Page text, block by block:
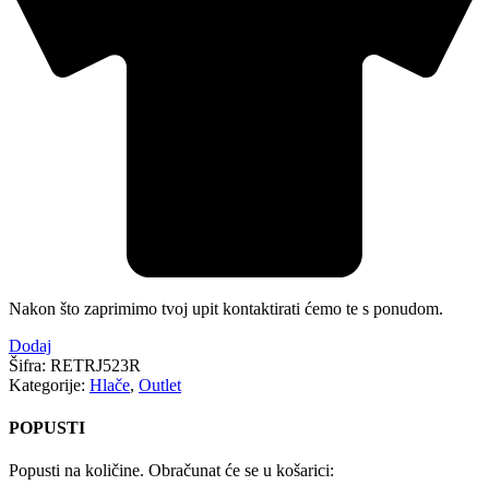
Nakon što zaprimimo tvoj upit kontaktirati ćemo te s ponudom.
Dodaj
Šifra: RETRJ523R
Kategorije: Hlače, Outlet
POPUSTI
Popusti na količine. Obračunat će se u košarici: